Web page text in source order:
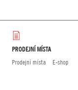
PRODEJNÍ MÍSTA
Prodejní místa
E-shop